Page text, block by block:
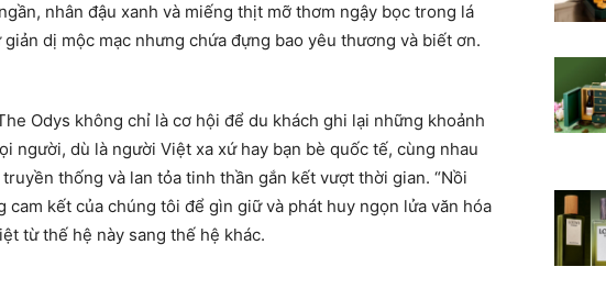
nhân đậu xanh và miếng thịt mỡ thơm ngậy bọc trong lá
dị mộc mạc nhưng chứa đựng bao yêu thương và biết ơn.
Odys không chỉ là cơ hội để du khách ghi lại những khoảnh
người, dù là người Việt xa xứ hay bạn bè quốc tế, cùng nhau
thống và lan tỏa tinh thần gắn kết vượt thời gian. “Nồi
cam kết của chúng tôi để gìn giữ và phát huy ngọn lửa văn hóa
từ thế hệ này sang thế hệ khác.